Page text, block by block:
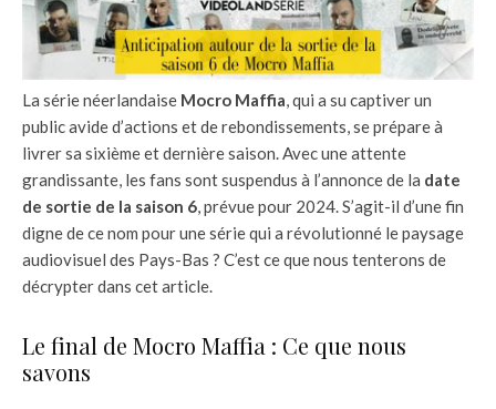
La série néerlandaise Mocro Maffia, qui a su captiver un
public avide d’actions et de rebondissements, se prépare à
livrer sa sixième et dernière saison. Avec une attente
grandissante, les fans sont suspendus à l’annonce de la date
de sortie de la saison 6, prévue pour 2024. S’agit-il d’une fin
digne de ce nom pour une série qui a révolutionné le paysage
audiovisuel des Pays-Bas ? C’est ce que nous tenterons de
décrypter dans cet article.
Le final de Mocro Maffia : Ce que nous
savons